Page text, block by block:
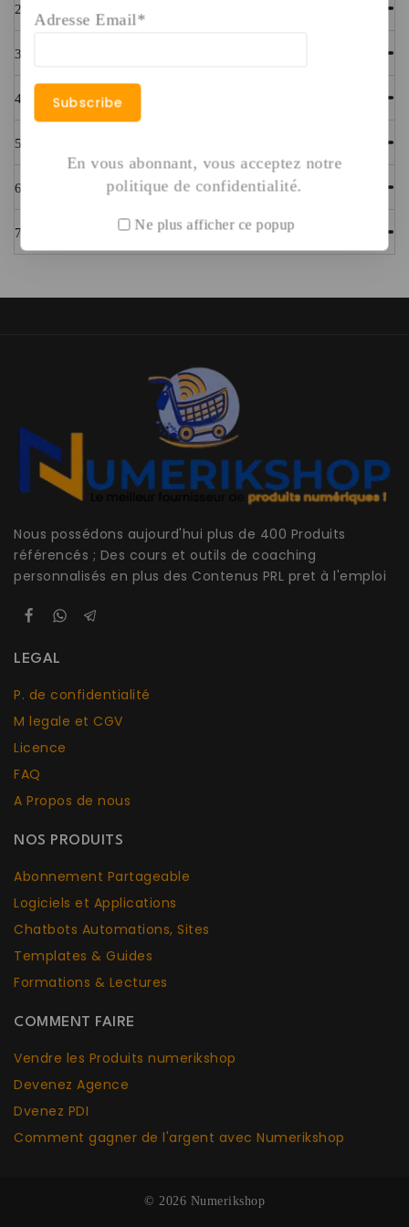
2. Quels types de produits proposez-vous ?
3. Quels sont les droits d’utilisation des produits ? .
4. Quels sont les modes de paiement disponibles ?
5. Offrez-vous une assistance après l’achat ?
6. Mes données sont-elles en sécurité ?
7. Pourquoi choisir Numerikshop ?
Nous possédons aujourd'hui plus de 400 Produits
référencés ; Des cours et outils de coaching
personnalisés en plus des Contenus PRL pret à l'emploi
LEGAL
P. de confidentialité
M legale et CGV
Licence
FAQ
A Propos de nous
NOS PRODUITS
Abonnement Partageable
Logiciels et Applications
Chatbots Automations, Sites
Templates & Guides
Formations & Lectures
COMMENT FAIRE
Vendre les Produits numerikshop
Devenez Agence
Dvenez PDI
Comment gagner de l'argent avec Numerikshop
© 2026 Numerikshop
Adresse Email*
En vous abonnant, vous acceptez notre
politique de confidentialité.
Ne plus afficher ce popup